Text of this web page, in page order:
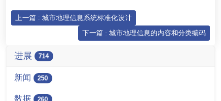
上一篇 : 城市地理信息系统标准化设计
下一篇 : 城市地理信息的内容和分类编码
进展 714
新闻 250
数据 260